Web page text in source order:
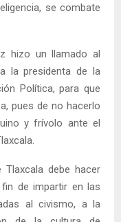
se combate
hizo un llamado al
la presidenta de la
Política, para que
pues de no hacerlo
y frívolo ante el
debe hacer
de impartir en las
al civismo, a la